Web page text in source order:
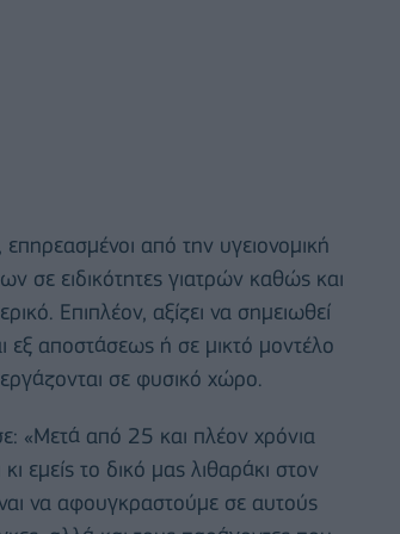
από την υγειονομική
σε ειδικότητες γιατρών καθώς και
Επιπλέον, αξίζει να σημειωθεί
εξ αποστάσεως ή σε μικτό μοντέλο
σε φυσικό χώρο.
«Μετά από 25 και πλέον χρόνια
εμείς το δικό μας λιθαράκι στον
να αφουγκραστούμε σε αυτούς